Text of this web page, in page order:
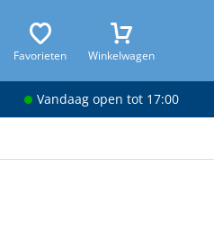
Favorieten Winkelwagen
Vandaag open tot 17:00